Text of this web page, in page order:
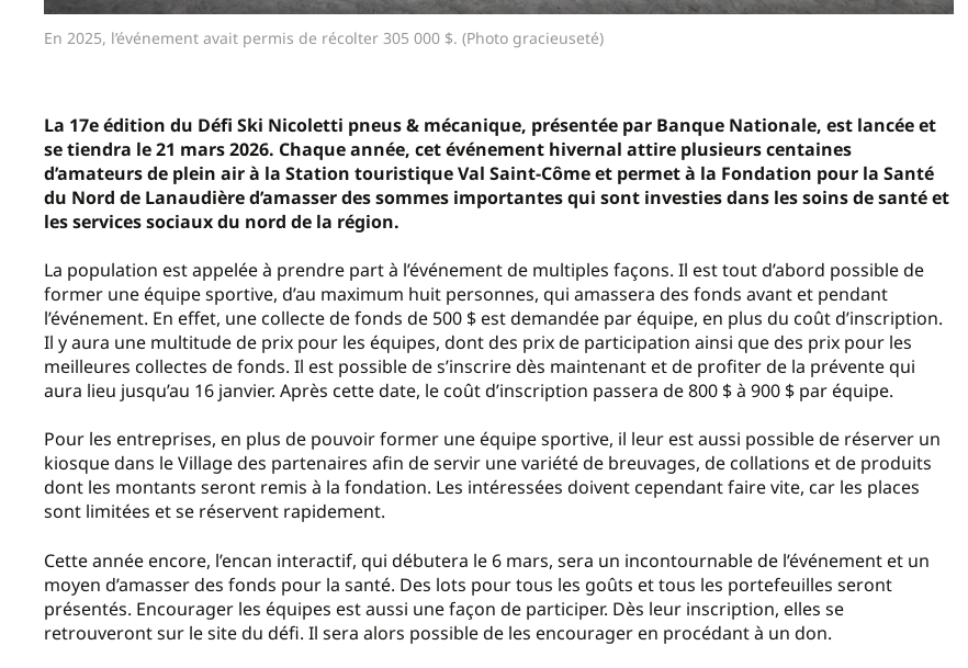
En 2025, l’événement avait permis de récolter 305 000 $. (Photo gracieuseté)
La 17e édition du Défi Ski Nicoletti pneus & mécanique, présentée par Banque Nationale, est lancée et
se tiendra le 21 mars 2026. Chaque année, cet événement hivernal attire plusieurs centaines
d’amateurs de plein air à la Station touristique Val Saint-Côme et permet à la Fondation pour la Santé
du Nord de Lanaudière d’amasser des sommes importantes qui sont investies dans les soins de santé et
les services sociaux du nord de la région.
La population est appelée à prendre part à l’événement de multiples façons. Il est tout d’abord possible de
former une équipe sportive, d’au maximum huit personnes, qui amassera des fonds avant et pendant
l’événement. En effet, une collecte de fonds de 500 $ est demandée par équipe, en plus du coût d’inscription.
Il y aura une multitude de prix pour les équipes, dont des prix de participation ainsi que des prix pour les
meilleures collectes de fonds. Il est possible de s’inscrire dès maintenant et de profiter de la prévente qui
aura lieu jusqu’au 16 janvier. Après cette date, le coût d’inscription passera de 800 $ à 900 $ par équipe.
Pour les entreprises, en plus de pouvoir former une équipe sportive, il leur est aussi possible de réserver un
kiosque dans le Village des partenaires afin de servir une variété de breuvages, de collations et de produits
dont les montants seront remis à la fondation. Les intéressées doivent cependant faire vite, car les places
sont limitées et se réservent rapidement.
Cette année encore, l’encan interactif, qui débutera le 6 mars, sera un incontournable de l’événement et un
moyen d’amasser des fonds pour la santé. Des lots pour tous les goûts et tous les portefeuilles seront
présentés. Encourager les équipes est aussi une façon de participer. Dès leur inscription, elles se
retrouveront sur le site du défi. Il sera alors possible de les encourager en procédant à un don.